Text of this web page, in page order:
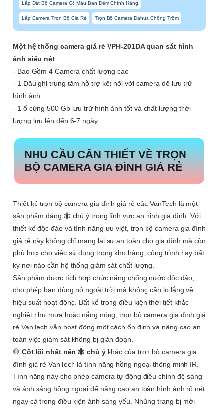
Lắp Đặt Bộ Camera Có Màu Ban Đêm Chính Hãng
Lắp Camera Trọn Bộ Giá Rẻ Trọn Bộ Camera Dahua Chống Trộm
Một hệ thống camera giá rẻ VPH-201DA quan sát hình
ảnh siêu nét
- Bao Gồm 4 Camera chất lượng cao
- 1 Đầu ghi trung tâm hỗ trợ kết nối với camera để lưu trữ
hình ảnh
- 1 ổ cứng 500 Gb lưu trữ hình ảnh tốt và chất lượng thời
lượng lưu lên đến 6-7 ngày
NHU CẦU CÂN THIẾT VỀTRỌN
BỘ CAMERA GIA ĐÌNH GIÁ RẺ
Thiết kế trọn bộ camera gia đình giá rẻ của VanTech là một
sản phẩm đáng 🐜 chú ý trong lĩnh vực an ninh gia đình. Với
thiết kế độc đáo và tính năng ưu việt, trọn bộ camera gia đình
giá rẻ này không chỉ mang lại sự an toàn cho gia đình mà còn
phù hợp cho việc sử dụng trong kho hàng, công trình hay bất
kỳ nơi nào cần hệ thống giám sát chất lượng.
Sản phẩm được tích hợp chức năng chống nước độc đáo,
cho phép bạn dùng nó ngoài trời mà không cần lo lắng về
hiệu suất hoạt động. Bất kể trong điều kiện thời tiết khắc
nghiệt như mưa hoặc nắng nóng, trọn bộ camera gia đình giá
rẻ VanTech vẫn hoạt động một cách ổn định và nâng cao an
toàn việc giám sát không bị gián đoạn.
🛑 Cốt lõi nhất nên 🐜 chú ý khác của trọn bộ camera gia
đình giá rẻ VanTech là tính năng hồng ngoại thông minh IR.
Tính năng này cho phép camera tự động điều chỉnh độ sáng
và ánh sáng hồng ngoại để nâng cao an toàn hình ảnh rõ nét
ngay cả trong điều kiện ánh sáng yếu. Những trang bị mới